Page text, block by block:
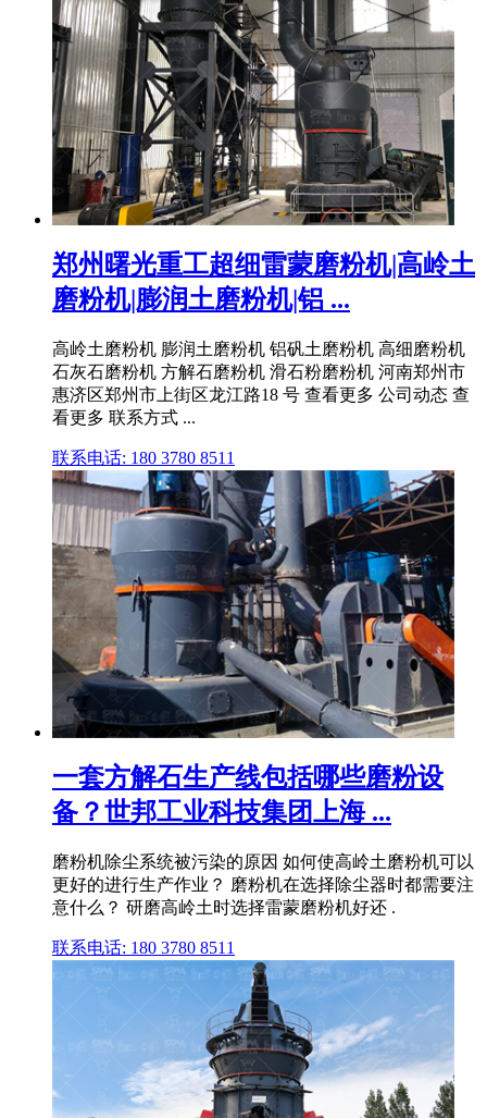
郑州曙光重工超细雷蒙磨粉机|高岭土
磨粉机|膨润土磨粉机|铝 ...
高岭土磨粉机 膨润土磨粉机 铝矾土磨粉机 高细磨粉机
石灰石磨粉机 方解石磨粉机 滑石粉磨粉机 河南郑州市
惠济区郑州市上街区龙江路18 号 查看更多 公司动态 查
看更多 联系方式 ...
联系电话: 180 3780 8511
一套方解石生产线包括哪些磨粉设
备？世邦工业科技集团上海 ...
磨粉机除尘系统被污染的原因 如何使高岭土磨粉机可以
更好的进行生产作业？ 磨粉机在选择除尘器时都需要注
意什么？ 研磨高岭土时选择雷蒙磨粉机好还 .
联系电话: 180 3780 8511